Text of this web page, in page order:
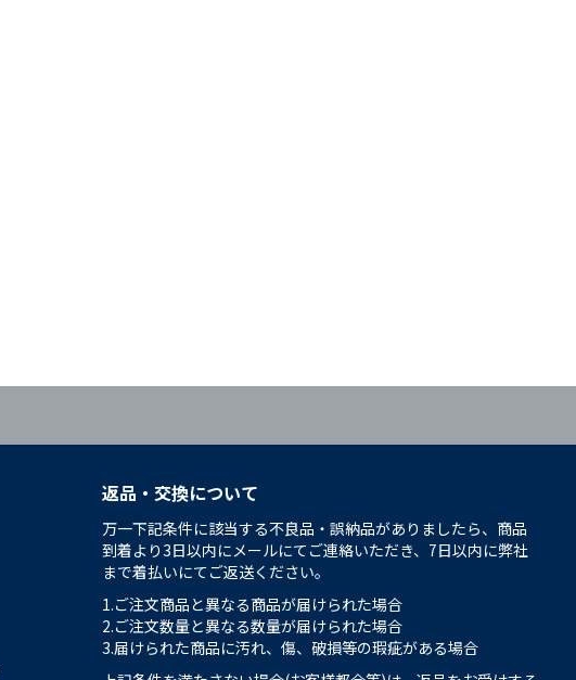
返品・交換について
万一下記条件に該当する不良品・誤納品がありましたら、商品
到着より3日以内にメールにてご連絡いただき、7日以内に弊社
まで着払いにてご返送ください。
1.ご注文商品と異なる商品が届けられた場合
2.ご注文数量と異なる数量が届けられた場合
3.届けられた商品に汚れ、傷、破損等の瑕疵がある場合